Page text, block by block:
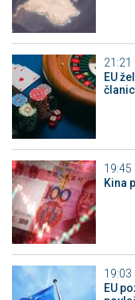
21:21
EU
19:45
Kina
19:03
EU